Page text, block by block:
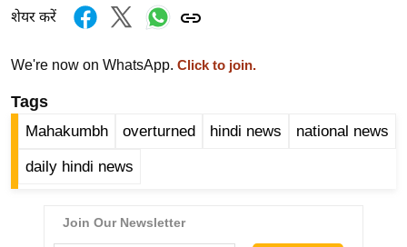
ल
ख्सि
त
यं
ग
शेयर करें
We're now on WhatsApp. Click to join.
Tags
Mahakumbh overturned hindi news national news
daily hindi news